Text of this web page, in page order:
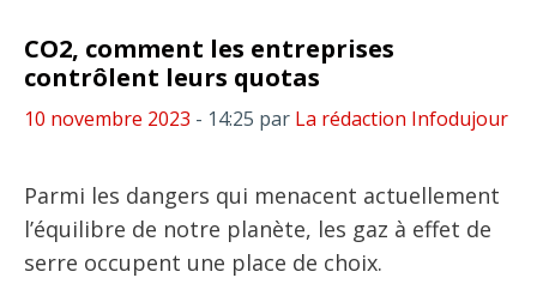
CO2, comment les entreprises
contrôlent leurs quotas
10 novembre 2023 - 14:25 par La rédaction Infodujour
Parmi les dangers qui menacent actuellement
l’équilibre de notre planète, les gaz à effet de
serre occupent une place de choix.